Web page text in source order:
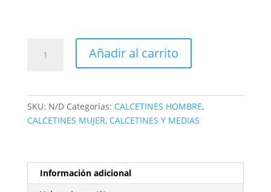
Añadir al carrito
SKU: N/D Categorías: CALCETINES HOMBRE,
CALCETINES MUJER, CALCETINES Y MEDIAS
Información adicional